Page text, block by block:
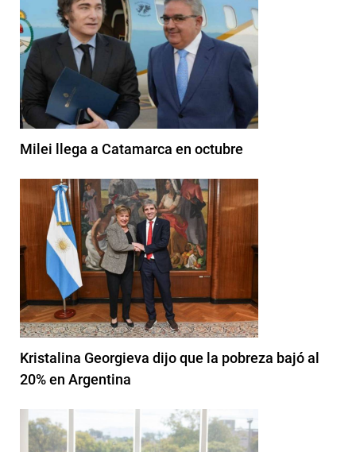
Milei llega a Catamarca en octubre
Kristalina Georgieva dijo que la pobreza bajó al
20% en Argentina